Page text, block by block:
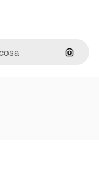
Cerca